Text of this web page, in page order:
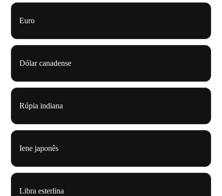
Euro
Dólar canadense
Rúpia indiana
Iene japonês
Libra esterlina